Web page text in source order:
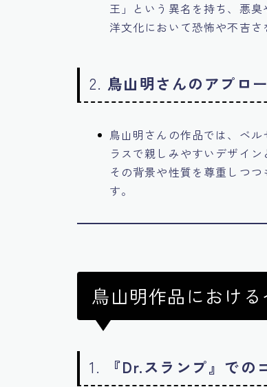
王」という異名を持ち、悪
洋文化において恐怖や不吉さ
2. 鳥山明さんのアプロ
鳥山明さんの作品では、ベ
ラスで親しみやすいデザイ
その背景や性質を尊重しつ
す。
鳥山明作品におけ
1. 『Dr.スランプ』での